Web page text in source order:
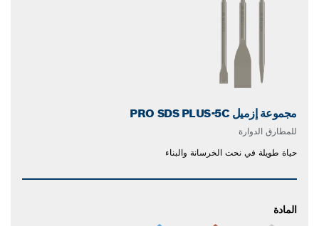
مجموعة إزميل PRO SDS PLUS-5C
للمطارق الدوارة
حياة طويلة في نحت الخرسانة والبناء
المادة